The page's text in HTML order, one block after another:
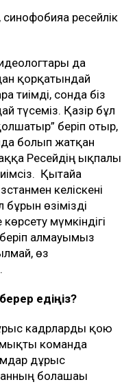
ресейлік
да
қорқатындай
тиімді, сонда біз
түсеміз. Қазір бұл
беріп отыр,
болып жатқан
Ресейдің ықпалы
Қытайға
келіскені
өзімізді
мүмкіндігі
алмауымыз
өз
едіңіз?
кадрларды қою
мықты команда
дұрыс
болашағы